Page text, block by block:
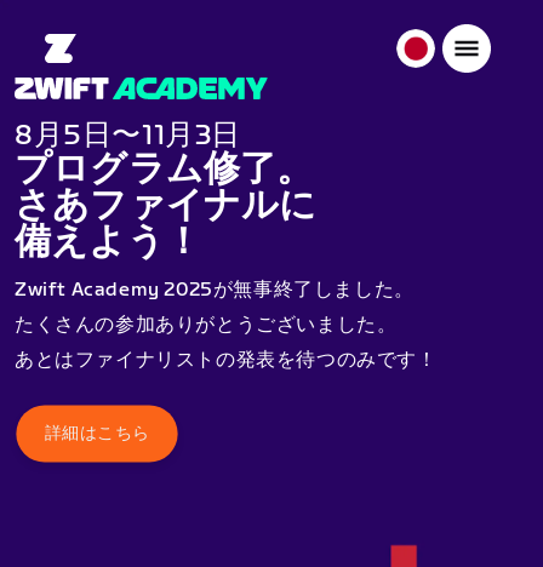
日
8月5日〜11月3日
プログラム修了。
さあファイナルに
備えよう！
Zwift Academy 2025が無事終了しました。
たくさんの参加ありがとうございました。
あとはファイナリストの発表を待つのみです！
詳細はこちら